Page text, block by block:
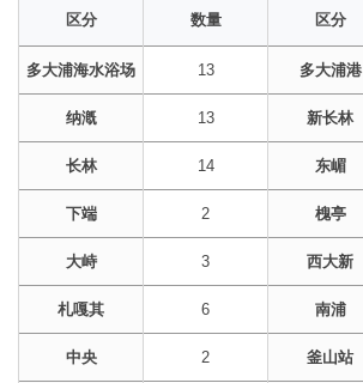
区分 数量 区分
多大浦海水浴场 13 多大浦港
纳漑 13 新长林
长林 14 东嵋
下端 2 槐亭
大峙 3 西大新
札嘎其 6 南浦
中央 2 釜山站